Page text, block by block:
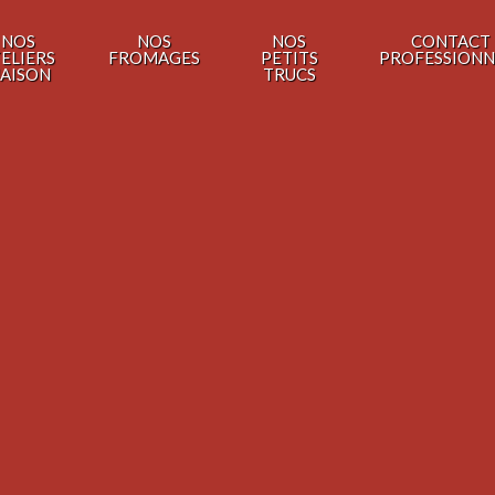
NOS
NOS
FROMAGES
NOS
PETITS
TRUCS
CONTACT